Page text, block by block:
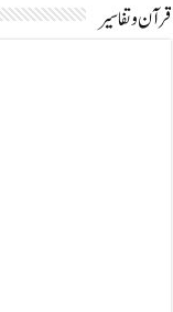
قرآن وتفاسیر